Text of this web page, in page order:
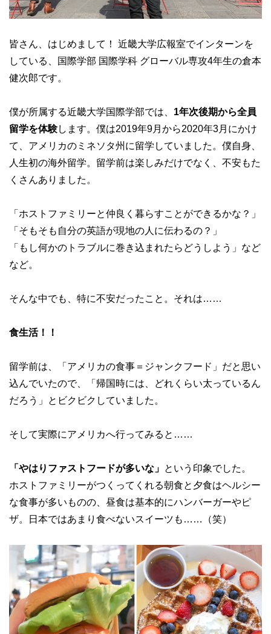
皆さん、はじめまして！ 近畿大学広報室でインターンを
している、国際学部 国際学科 グローバル専攻4年生の倉本
健次郎です。
僕が所属する近畿大学国際学部では、 1年次後期から全員
留学を体験します。僕は2019年9月から2020年3月にかけ
て、アメリカのミネソタ州に留学していました。僕自身、
人生初の海外留学。留学前は楽しみだけでなく、不安もた
くさんありました。
「ホストファミリーと仲良く暮らすことができるかな？」
「そもそも自分の英語が現地の人に伝わるの？」
「もし何かのトラブルに巻き込まれたらどうしよう」など
など。
そんな中でも、特に不安だったこと。それは……
食生活！！
留学前は、「アメリカの食事＝ジャンクフード」だと思い
込んでいたので、「帰国時には、どれくらい太っているん
だろう」とビクビクしていました。
そして実際にアメリカへ行ってみると……
「やはりファストフードが多いな」 という印象でした。
ホストファミリーがつくってくれる朝食と夕食はヘルシー
な食事が多いものの、昼食は基本的にハンバーガーやピ
ザ。日本ではあまり食べないスイーツも……（笑）